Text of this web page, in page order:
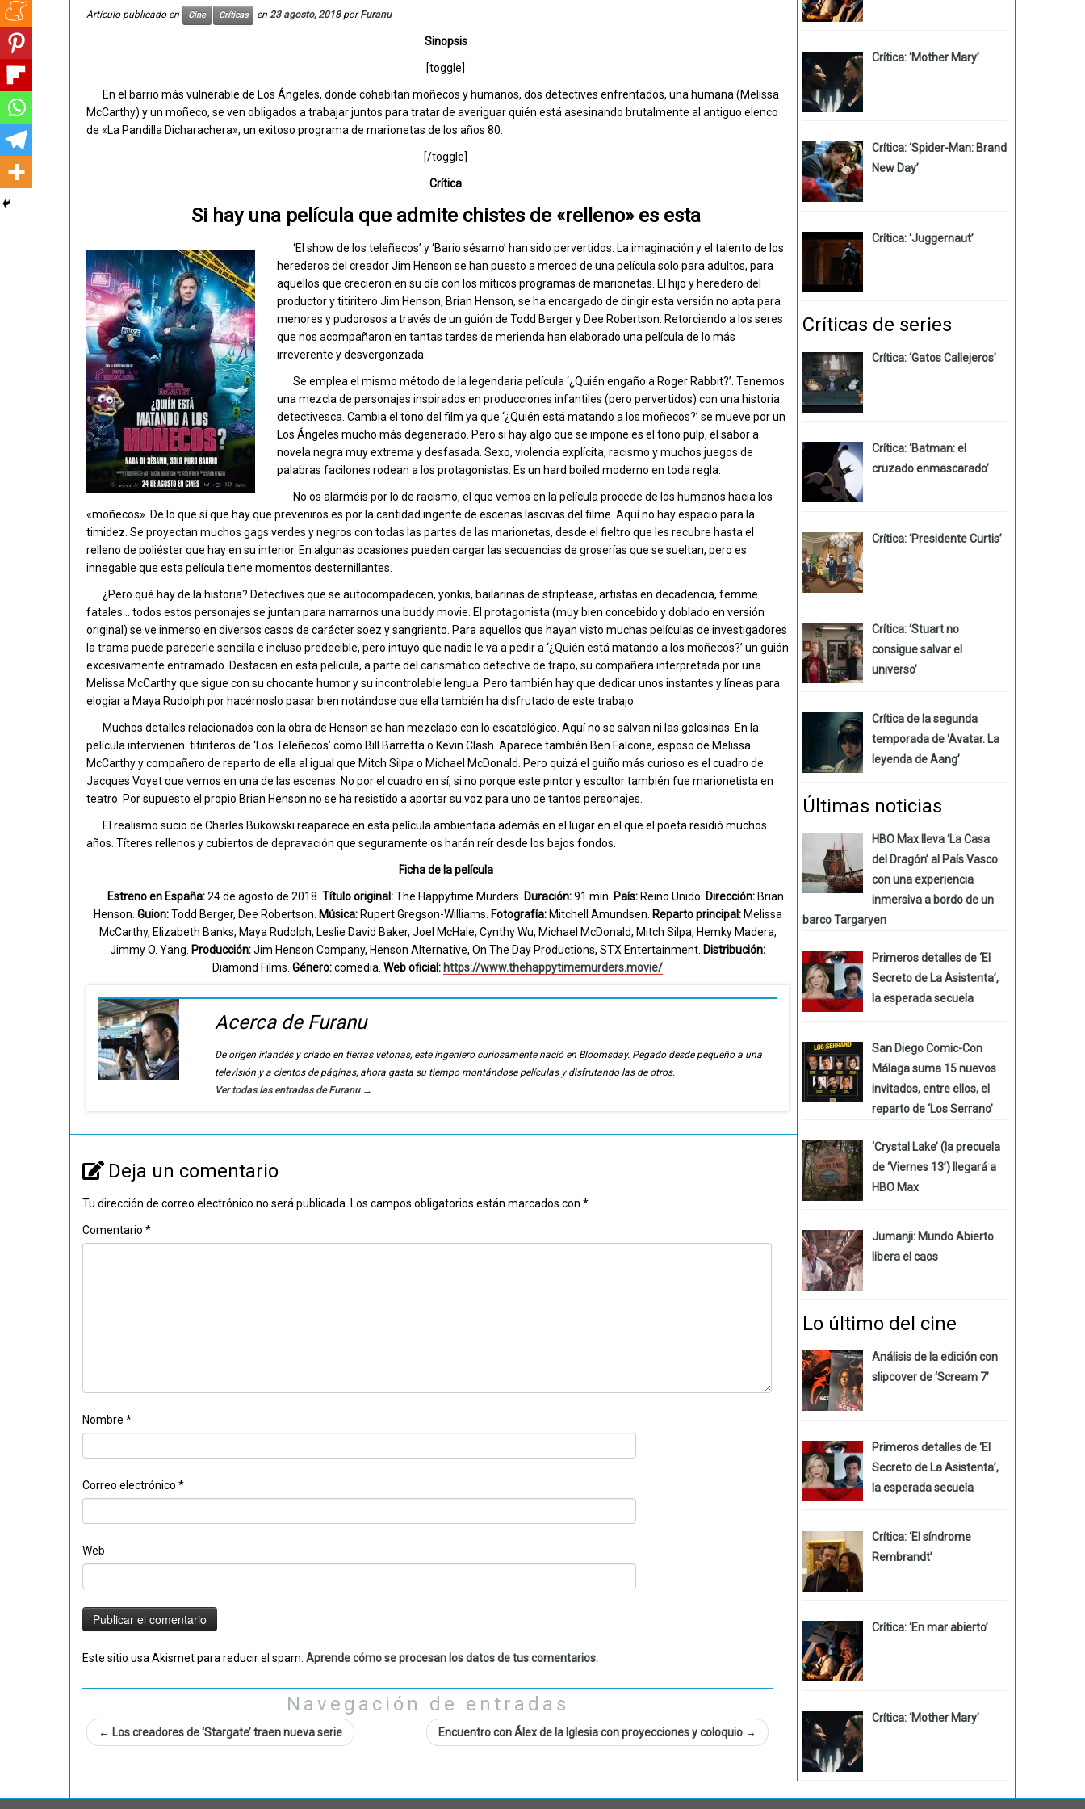
Artículo publicado en Cine Críticas en 23 agosto, 2018 porFuranu
Sinopsis
[toggle]
En el barrio más vulnerable de Los Ángeles, donde cohabitan moñecos y humanos, dos detectives enfrentados, una humana (Melissa
McCarthy) y un moñeco, se ven obligados a trabajar juntos para tratar de averiguar quién está asesinando brutalmente al antiguo elenco
de «La Pandilla Dicharachera», un exitoso programa de marionetas de los años 80.
[/toggle]
Crítica
Si hay una película que admite chistes de «relleno» es esta
‘El show de los teleñecos’ y ‘Bario sésamo’ han sido pervertidos. La imaginación y el talento de los
herederos del creador Jim Henson se han puesto a merced de una película solo para adultos, para
aquellos que crecieron en su día con los míticos programas de marionetas. El hijo y heredero del
productor y titiritero Jim Henson, Brian Henson, se ha encargado de dirigir esta versión no apta para
menores y pudorosos a través de un guión de Todd Berger y Dee Robertson. Retorciendo a los seres
que nos acompañaron en tantas tardes de merienda han elaborado una película de lo más
irreverente y desvergonzada.
Se emplea el mismo método de la legendaria película ‘¿Quién engaño a Roger Rabbit?’. Tenemos
una mezcla de personajes inspirados en producciones infantiles (pero pervertidos) con una historia
detectivesca. Cambia el tono del film ya que ‘¿Quién está matando a los moñecos?’ se mueve por un
Los Ángeles mucho más degenerado. Pero si hay algo que se impone es el tono pulp, el sabor a
novela negra muy extrema y desfasada. Sexo, violencia explícita, racismo y muchos juegos de
palabras facilones rodean a los protagonistas. Es un hard boiled moderno en toda regla.
No os alarméis por lo de racismo, el que vemos en la película procede de los humanos hacia los
«moñecos». De lo que sí que hay que preveniros es por la cantidad ingente de escenas lascivas del filme. Aquí no hay espacio para la
timidez. Se proyectan muchos gags verdes y negros con todas las partes de las marionetas, desde el fieltro que les recubre hasta el
relleno de poliéster que hay en su interior. En algunas ocasiones pueden cargar las secuencias de groserías que se sueltan, pero es
innegable que esta película tiene momentos desternillantes.
¿Pero qué hay de la historia? Detectives que se autocompadecen, yonkis, bailarinas de striptease, artistas en decadencia, femme
fatales… todos estos personajes se juntan para narrarnos una buddy movie. El protagonista (muy bien concebido y doblado en versión
original) se ve inmerso en diversos casos de carácter soez y sangriento. Para aquellos que hayan visto muchas películas de investigadores
la trama puede parecerle sencilla e incluso predecible, pero intuyo que nadie le va a pedir a ‘¿Quién está matando a los moñecos?’ un guión
excesivamente entramado. Destacan en esta película, a parte del carismático detective de trapo, su compañera interpretada por una
Melissa McCarthy que sigue con su chocante humor y su incontrolable lengua. Pero también hay que dedicar unos instantes y líneas para
elogiar a Maya Rudolph por hacérnoslo pasar bien notándose que ella también ha disfrutado de este trabajo.
Muchos detalles relacionados con la obra de Henson se han mezclado con lo escatológico. Aquí no se salvan ni las golosinas. En la
película intervienen titiriteros de ‘Los Teleñecos’ como Bill Barretta o Kevin Clash. Aparece también Ben Falcone, esposo de Melissa
McCarthy y compañero de reparto de ella al igual que Mitch Silpa o Michael McDonald. Pero quizá el guiño más curioso es el cuadro de
Jacques Voyet que vemos en una de las escenas. No por el cuadro en sí, si no porque este pintor y escultor también fue marionetista en
teatro. Por supuesto el propio Brian Henson no se ha resistido a aportar su voz para uno de tantos personajes.
El realismo sucio de Charles Bukowski reaparece en esta película ambientada además en el lugar en el que el poeta residió muchos
años. Títeres rellenos y cubiertos de depravación que seguramente os harán reír desde los bajos fondos.
Ficha de la película
Estreno en España:24 de agosto de 2018. Título original:The Happytime Murders. Duración:91 min. País: Reino Unido. Dirección: Brian
Henson. Guion:Todd Berger, Dee Robertson. Música:Rupert Gregson-Williams. Fotografía:Mitchell Amundsen. Reparto principal:Melissa
McCarthy, Elizabeth Banks, Maya Rudolph, Leslie David Baker, Joel McHale, Cynthy Wu, Michael McDonald, Mitch Silpa, Hemky Madera,
Jimmy O. Yang. Producción:Jim Henson Company, Henson Alternative, On The Day Productions, STX Entertainment. Distribución:
Diamond Films. Género:comedia. Web oficial: https://www.thehappytimemurders.movie/
Acerca de Furanu
De origen irlandés y criado en tierras vetonas, este ingeniero curiosamente nació en Bloomsday. Pegado desde pequeño a una
televisión y a cientos de páginas, ahora gasta su tiempo montándose películas y disfrutando las de otros.
Ver todas las entradas de Furanu →
Deja un comentario
Tu dirección de correo electrónico no será publicada. Los campos obligatorios están marcados con *
Comentario *
Nombre *
Correo electrónico *
Web
Este sitio usa Akismet para reducir el spam. Aprende cómo se procesan los datos de tus comentarios.
Navegación de entradas
← Los creadores de ‘Stargate’ traen nueva serie Encuentro con Álex de la Iglesia con proyecciones y coloquio →
Crítica: ‘Mother Mary’
Crítica: ‘Spider-Man: Brand
New Day’
Crítica: ‘Juggernaut’
Críticas de series
Crítica: ‘Gatos Callejeros’
Crítica: ‘Batman: el
cruzado enmascarado’
Crítica: ‘Presidente Curtis’
Crítica: ‘Stuart no
consigue salvar el
universo’
Crítica de la segunda
temporada de ‘Avatar. La
leyenda de Aang’
Últimas noticias
HBO Max lleva ‘La Casa
del Dragón’ al País Vasco
con una experiencia
inmersiva a bordo de un
barco Targaryen
Primeros detalles de ‘El
Secreto de La Asistenta’,
la esperada secuela
San Diego Comic-Con
Málaga suma 15 nuevos
invitados, entre ellos, el
reparto de ‘Los Serrano’
‘Crystal Lake’ (la precuela
de ‘Viernes 13’) llegará a
HBO Max
Jumanji: Mundo Abierto
libera el caos
Lo último del cine
Análisis de la edición con
slipcover de ‘Scream 7’
Primeros detalles de ‘El
Secreto de La Asistenta’,
la esperada secuela
Crítica: ‘El síndrome
Rembrandt’
Crítica: ‘En mar abierto’
Crítica: ‘Mother Mary’